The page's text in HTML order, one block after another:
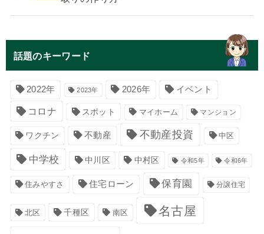
話題のキーワード
2022年 2023年 2026年 イベント
コロナ スポット マイホーム マンション
ワクチン 不動産 不動産投資 中区
中学校 中川区 中村区 令和5年 令和6年
住みやすさ 住宅ローン 保育園 分譲住宅
北区 千種区 南区 名古屋